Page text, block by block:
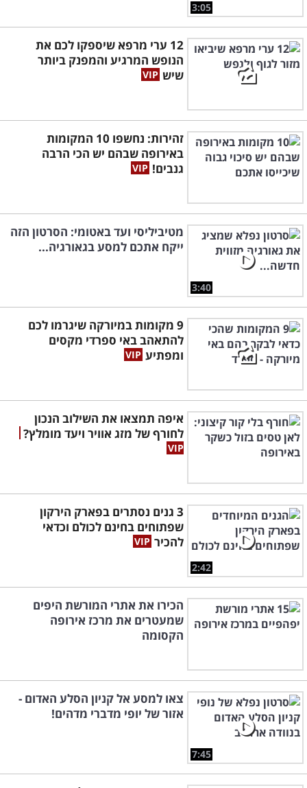
3:05
12 ערי מרפא שיספקו לכם את
הנופש המרגיע והמפנק ביותר
שיש
זהירות: נחשפו 10 המקומות
באירופה שבהם יש הכי הרבה
גנבים!
3:40
מטיביליסי ועד באטומי: הסרטון הזה
ייקח אתכם למסע בגאורגיה...
9 מקומות במיורקה שיגרמו לכם
להתאהב באי ספרדי מקסים
ומפתיע
איפה תמצאו את השילוב הנכון
לחורף של מזג אוויר ויעד מומלץ?
2:42
3 גנים נסתרים בפארק הירקון
שפתוחים בחינם לכולם וכדאי
להכיר
הכירו את אתרי המורשת היפים
שמעטרים את מרכז אירופה
הקסומה
7:45
צאו למסע אל קניון הסלע האדום -
אזור של יופי מדברי מדהים!